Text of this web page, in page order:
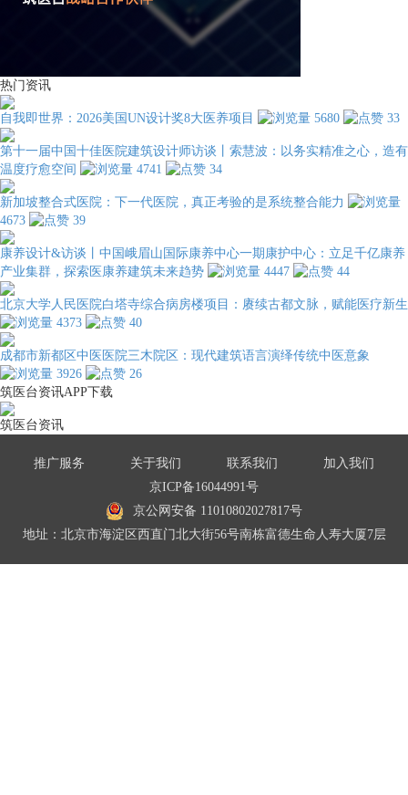
热门资讯
自我即世界：2026美国UN设计奖8大医养项目 5680 33
第十一届中国十佳医院建筑设计师访谈丨索慧波：以务实精准之心，造有
温度疗愈空间
4741 34
新加坡整合式医院：下一代医院，真正考验的是系统整合能力
4673
39
康养设计&访谈丨中国峨眉山国际康养中心一期康护中心：立足千亿康养
产业集群，探索医康养建筑未来趋势
4447 44
北京大学人民医院白塔寺综合病房楼项目：赓续古都文脉，赋能医疗新生
4373
40
成都市新都区中医医院三木院区：现代建筑语言演绎传统中医意象
3926
26
筑医台资讯APP下载
筑医台资讯
推广服务 关于我们 联系我们
加入我们
京ICP备16044991号
京公网安备 11010802027817号
地址：北京市海淀区西直门北大街56号南栋富德生命人寿大厦7层